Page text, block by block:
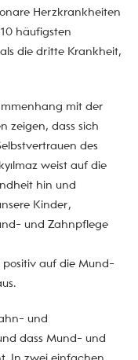
Herzkrankheiten
häufigsten
die dritte Krankheit,
mit der
zeigen, dass sich
des
weist auf die
hin und
Kinder,
und Zahnpflege
auf die Mund-
und
dass Mund- und